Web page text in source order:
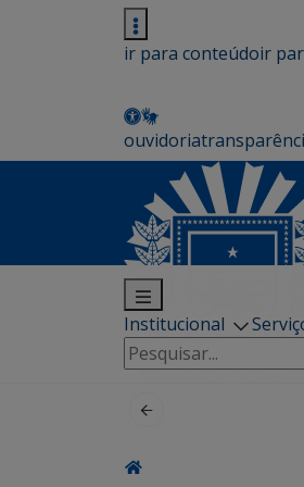
ir para conteúdoir
ouvidoria
Institucional
Pesquisar
por: